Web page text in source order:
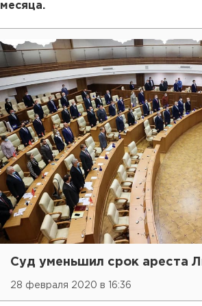
месяца.
Суд уменьшил срок ареста
28 февраля 2020 в 16:36